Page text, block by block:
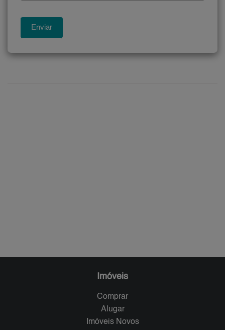
Imóveis
Comprar
Alugar
Imóveis Novos